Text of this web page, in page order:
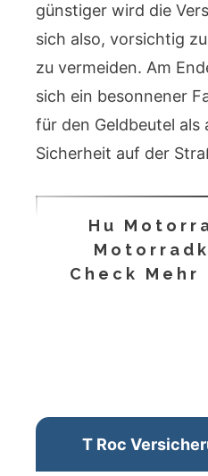
günstiger wird die
sich also, vorsichtig
zu vermeiden. Am
sich ein besonnener
für den Geldbeutel als
Sicherheit auf der
Hu
Check Mehr
T Roc